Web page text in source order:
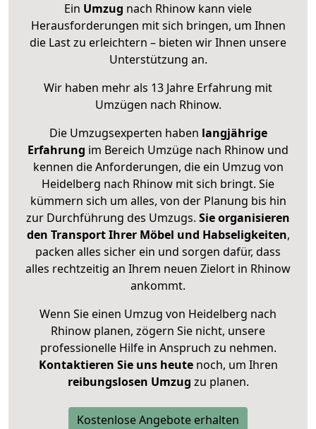
Ein Umzug nach Rhinow kann viele
Herausforderungen mit sich bringen, um Ihnen
die Last zu erleichtern – bieten wir Ihnen unsere
Unterstützung an.
Wir haben mehr als 13 Jahre Erfahrung mit
Umzügen nach Rhinow.
Die Umzugsexperten haben langjährige
Erfahrung im Bereich Umzüge nach Rhinow und
kennen die Anforderungen, die ein Umzug von
Heidelberg nach Rhinow mit sich bringt. Sie
kümmern sich um alles, von der Planung bis hin
zur Durchführung des Umzugs. Sie organisieren
den Transport Ihrer Möbel und Habseligkeiten,
packen alles sicher ein und sorgen dafür, dass
alles rechtzeitig an Ihrem neuen Zielort in Rhinow
ankommt.
Wenn Sie einen Umzug von Heidelberg nach
Rhinow planen, zögern Sie nicht, unsere
professionelle Hilfe in Anspruch zu nehmen.
Kontaktieren Sie uns heutenoch, um Ihren
reibungslosen Umzug zu planen.
Kostenlose Angebote erhalten